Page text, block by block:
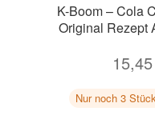
K-Boom – Cola
Original Rezept
Nur noch 3